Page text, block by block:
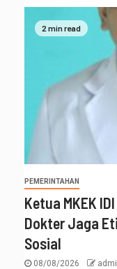
2 min read
PEMERINTAHAN
Ketua MKEK
Dokter Jaga
Sosial
08/08/2026